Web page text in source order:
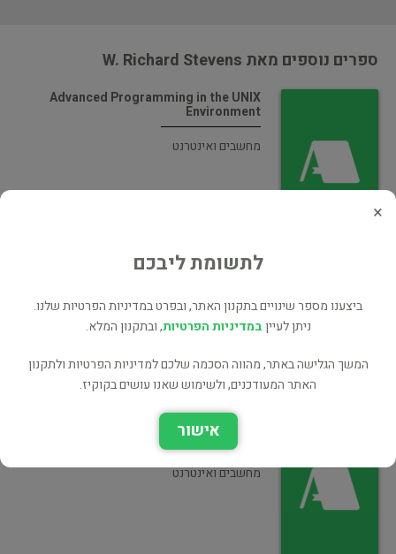
ספרים נוספים מאת W. Richard Stevens
Advanced Programming in the UNIX
Environment
מחשבים ואינטרנט
Advanced Programming in the UNIX
Environment
מחשבים ואינטרנט
Advanced Programming in UNIX
Environment
מחשבים ואינטרנט
×
לתשומת ליבכם
ביצענו מספר שינויים בתקנון האתר, ובפרט במדיניות הפרטיות שלנו.
ניתן לעייןבמדיניות הפרטיות, ובתקנון המלא.
המשך הגלישה באתר, מהווה הסכמה שלכם למדיניות הפרטיות ולתקנון
האתר המעודכנים, ולשימוש שאנו עושים בקוקיז.
אישור